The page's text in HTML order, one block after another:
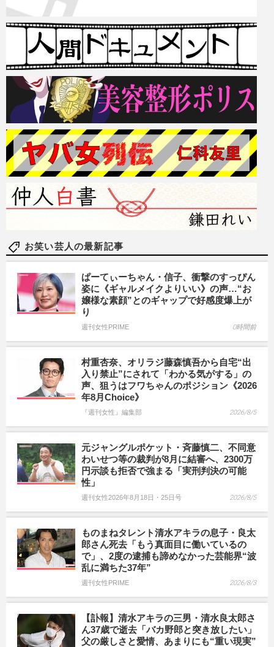
お笑い芸人の最新記事
ぱーてぃーちゃん・信子、衝撃のすっぴん
姿に《ギャルメイクよりいい》の声…“お
嬢様な素顔”とのギャップで好感度爆上が
り
週刊女性PRIME 0時間前
村重杏奈、オリラジ藤森慎吾から自宅“出
入り禁止”にされて「わかる気がする」の
声、狙うはフワちゃんのポジション《2026
年8月Choice》
『週刊女性』編集部 2026/8/5
元ジャングルポケット・斉藤慎二、不同意
わいせつ等の裁判が8月に結審へ、2300万
円示談も拒否で強まる「実刑判決の可能
性」
週刊女性2026年8月18日・25日号 2026/8/5
ものまねタレント清水アキラの息子・良太
郎さん死去「もう真面目に働いているの
で」、2度の逮捕も諦めなかった芸能界“波
乱に満ちた37年”
週刊女性PRIME 2026/8/3
【訃報】清水アキラの三男・清水良太郎さ
ん37歳で逝去「バカ野郎と突き放したい」
父の厳しさと愛情、あまりにも“重い現実”